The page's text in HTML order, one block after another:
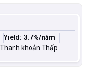
Yield: 3.7%/năm
Thanh khoản Thấp